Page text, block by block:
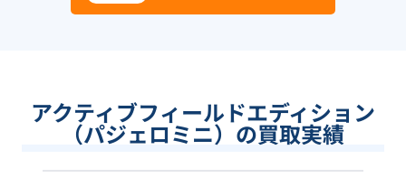
アクティブフィールドエディション
（パジェロミニ）の買取実績